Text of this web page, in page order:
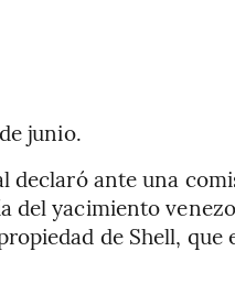
junio.
declaró ante una
del yacimiento
de Shell, que